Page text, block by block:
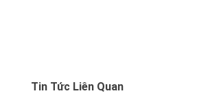
Tin Tức Liên Quan